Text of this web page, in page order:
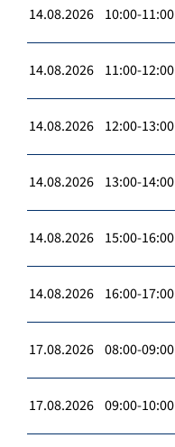
14.08.2026 10:00-11:00
14.08.2026 11:00-12:00
14.08.2026 12:00-13:00
14.08.2026 13:00-14:00
14.08.2026 15:00-16:00
14.08.2026 16:00-17:00
17.08.2026 08:00-09:00
17.08.2026 09:00-10:00